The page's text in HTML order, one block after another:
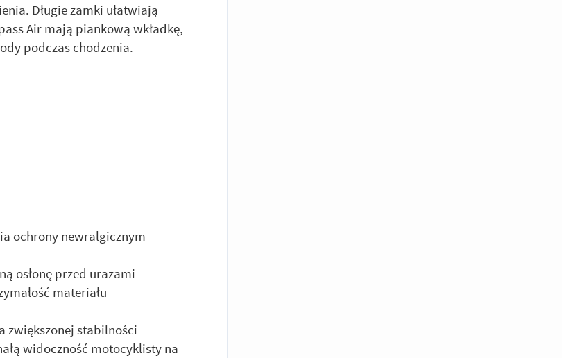
Długie zamki ułatwiają
Air mają piankową wkładkę,
podczas chodzenia.
ochrony newralgicznym
osłonę przed urazami
materiału
zwiększonej stabilności
widoczność motocyklisty na